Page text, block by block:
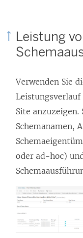
Leistung
Verwenden Sie
Site anzuzeigen.
Schemanamen,
oder ad-hoc)